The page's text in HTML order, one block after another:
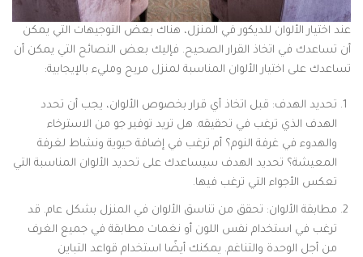
عند اختيار الألوان للديكور في المنزل، هناك بعض التوجيهات التي يمكن
أن تساعدك في اتخاذ القرار الصحيح. فإليك بعض النصائح التي يمكن أن
تساعدك على اختيار الألوان المناسبة لمنزل مريح ومليء بالإيجابية:
تحديد الهدف: قبل اتخاذ أي قرار بخصوص الألوان، يجب أن تحدد
الهدف الذي ترغب في تحقيقه. هل تريد توفير جو من الاسترخاء
والهدوء في غرفة النوم؟ أم ترغب في إضافة حيوية ونشاط لغرفة
المعيشة؟ تحديد الهدف سيساعدك على تحديد الألوان المناسبة التي
تعكس الأجواء التي ترغب فيها.
مطابقة الألوان: تحقق من تناسق الألوان في المنزل بشكل عام. قد
ترغب في استخدام نفس اللون أو نغمات مطابقة في جميع الغرف
من أجل الوحدة والتناغم. يمكنك أيضًا استخدام قواعد التباين